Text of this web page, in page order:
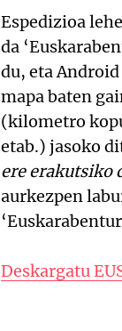
Espedizioa
da
du, eta
mapa baten
(kilometro
etab.) jasoko
ere erakutsiko
aurkezpen
Deskargatu